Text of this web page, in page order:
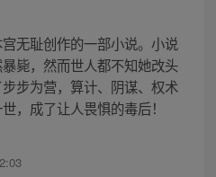
无耻创作的一部小说。小说
毙，然而世人都不知她改头
步为营，算计、阴谋、权术
，成了让人畏惧的毒后！